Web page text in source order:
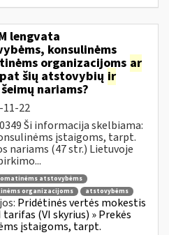
lengvata
konsulinėms
organizacijoms ar
šių atstovybių ir
nariams?
11-22
Ši informacija skelbiama:
įstaigoms, tarpt.
nariams (47 str.) Lietuvoje
atstovybėms
organizacijoms atstovybėms
Pridėtinės vertės mokestis
tarifas (VI skyrius) » Prekės
įstaigoms, tarpt.